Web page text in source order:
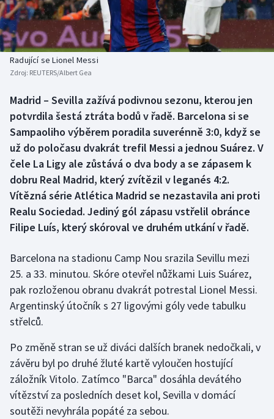
Basketbal
Biatlon
Box
Curling
Dostihy
Florbal
Futsal
Golf
Gymnastika
Házená
Jezdectví
Judo
Krasobruslení
Historické návraty
Aplikace ČT sport
Radující se Lionel Messi
Zdroj: REUTERS/Albert Gea
Madrid – Sevilla zažívá podivnou sezonu, kterou jen
potvrdila šestá ztráta bodů v řadě. Barcelona si se
Sampaoliho výběrem poradila suverénně 3:0, když se
už do poločasu dvakrát trefil Messi a jednou Suárez. V
čele La Ligy ale zůstává o dva body a se zápasem k
dobru Real Madrid, který zvítězil v leganés 4:2.
Vítězná série Atlética Madrid se nezastavila ani proti
Realu Sociedad. Jediný gól zápasu vstřelil obránce
Filipe Luís, který skóroval ve druhém utkání v řadě.
Barcelona na stadionu Camp Nou srazila Sevillu mezi
25. a 33. minutou. Skóre otevřel nůžkami Luis Suárez,
pak rozloženou obranu dvakrát potrestal Lionel Messi.
Argentinský útočník s 27 ligovými góly vede tabulku
střelců.
Po změně stran se už diváci dalších branek nedočkali, v
závěru byl po druhé žluté kartě vyloučen hostující
záložník Vitolo. Zatímco "Barca" dosáhla devátého
vítězství za posledních deset kol, Sevilla v domácí
soutěži nevyhrála popáté za sebou.